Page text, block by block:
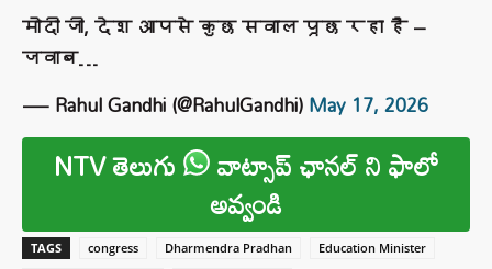
मोदी जी, देश आपसे कुछ सवाल पूछ रहा है –
जवाब…
— Rahul Gandhi (@RahulGandhi)May 17, 2026
NTV తెలుగు వాట్సాప్ ఛానల్ ని ఫాలో
అవ్వండి
TAGS congress Dharmendra Pradhan
Education Minister